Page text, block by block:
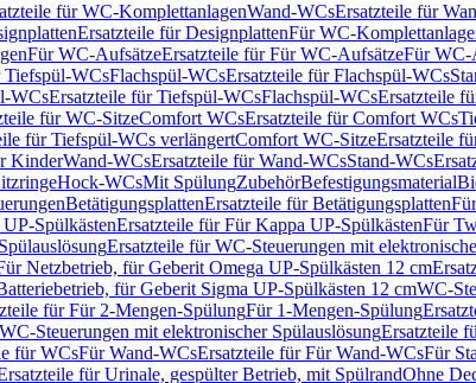
für WC-KomplettanlagenWand-WCsErsatzteile für
Ersatzteile für DesignplattenFür WC-
Für WC-AufsätzeErsatzteile für Für WC-AufsätzeFür WC-
Tiefspül-WCsFlachspül-WCsErsatzteile für Flachspül-WCs
WCsErsatzteile für Tiefspül-WCsFlachspül-WCsErsatzteile
für WC-SitzeComfort WCsErsatzteile für Comfort WCs
für Tiefspül-WCs verlängertComfort WC-SitzeErsatzteile
KinderWand-WCsErsatzteile für Wand-WCsStand-WCs
Hock-WCsMit SpülungZubehörBefestigungsmaterial
BetätigungsplattenErsatzteile für Betätigungsplatten
SpülkästenErsatzteile für Für Kappa UP-SpülkästenFür
Ersatzteile für WC-Steuerungen mit
Netzbetrieb, für Geberit Omega UP-Spülkästen 12 cm
für Geberit Sigma UP-Spülkästen 12 cmWC-
für Für 2-Mengen-SpülungFür 1-Mengen-Spülung
Steuerungen mit elektronischer SpülauslösungErsatzteile
für WCsFür Wand-WCsErsatzteile für Für Wand-WCsFür
für Urinale, gespülter Betrieb, mit SpülrandOhne